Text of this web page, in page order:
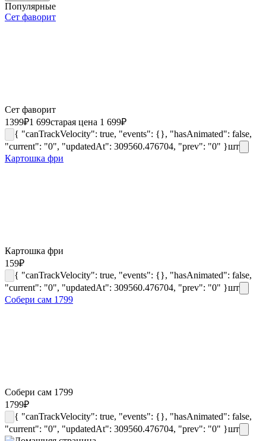
Популярные
Сет фаворит
Сет фаворит
1399₽1 699старая цена 1 699₽
{ "canTrackVelocity": true, "events": {}, "hasAnimated": false,
"current": "0", "updatedAt": 309560.476704, "prev": "0" }шт
Картошка фри
Картошка фри
159₽
{ "canTrackVelocity": true, "events": {}, "hasAnimated": false,
"current": "0", "updatedAt": 309560.476704, "prev": "0" }шт
Собери сам 1799
Собери сам 1799
1799₽
{ "canTrackVelocity": true, "events": {}, "hasAnimated": false,
"current": "0", "updatedAt": 309560.476704, "prev": "0" }шт